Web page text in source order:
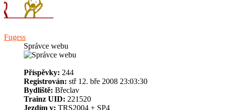
Fugess
Správce webu
Příspěvky: 244
Registrován: stř 12. bře 2008 23:03:30
Bydliště: Břeclav
Trainz UID: 221520
Jezdím v: TRS2004 + SP4